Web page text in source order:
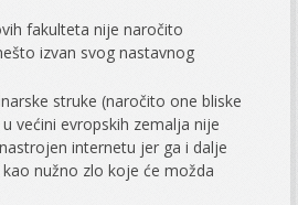
fakulteta nije naročito
izvan svog nastavnog
struke (naročito one bliske
većini evropskih zemalja nije
internetu jer ga i dalje
nužno zlo koje će možda